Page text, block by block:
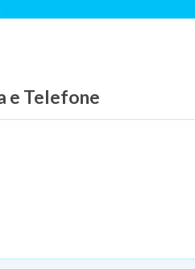
e Telefone